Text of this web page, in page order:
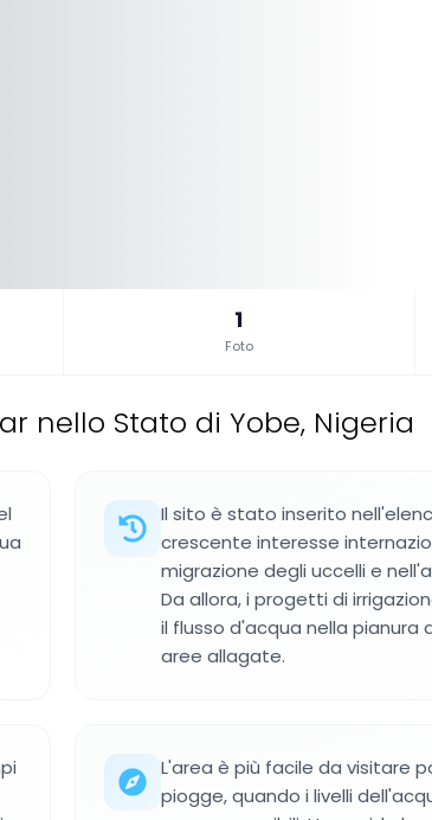
1
Foto
nello Stato di Yobe, Nigeria
Il sito è stato inserito
crescente interesse
migrazione degli uccelli e
Da allora, i progetti di
il flusso d'acqua nella pianura
aree allagate.
L'area è più facile da visitare
piogge, quando i livelli